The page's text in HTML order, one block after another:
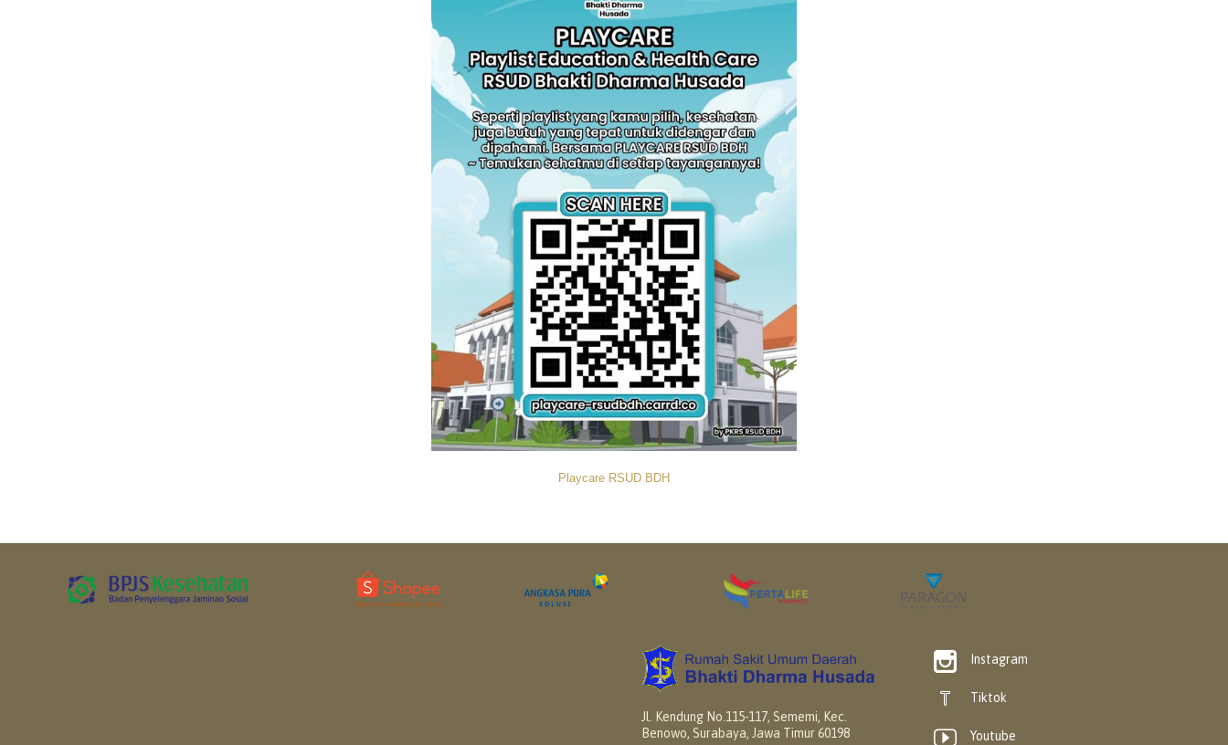
Playcare RSUD BDH
Jl. Kendung No.115-117, Sememi, Kec.
Benowo, Surabaya, Jawa Timur 60198
 Instagram
 Tiktok
 Youtube